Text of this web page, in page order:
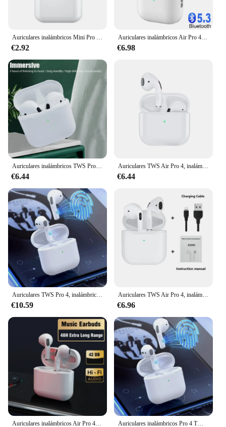
Auriculares inalámbricos Mini Pro 4 TWS, cascos impermeables con micrófono, compatibles con Bluetooth 5,0, para Xiaomi y iPhone
€2.92
Auriculares inalámbricos Air Pro 4 con Bluetooth 5,0, cascos deportivos impermeables con micrófono dual para llamadas en HD, TWS, para todos los teléfonos
€6.98
Auriculares inalámbricos TWS Pro 4, audífonos individuales compatibles con Bluetooth 5,0, impermeables con micrófono para Xiaomi, iPhone Pro4
€6.44
Auriculares TWS Air Pro 4, inalámbricos por Bluetooth, con micrófono y Control táctil, 2024
€6.44
€10.59
Auriculares TWS Air Pro 4, inalámbricos por Bluetooth, con micrófono y Control táctil, 2024
€6.96
Auriculares inalámbricos Pro 4 TWS, cascos impermeables con micrófono, compatibles con Bluetooth 5,0, para iPhone Pro4